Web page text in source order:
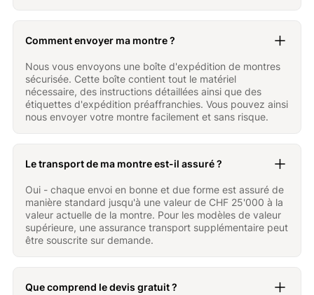
Comment envoyer ma montre ?
Nous vous envoyons une boîte d'expédition de montres
sécurisée. Cette boîte contient tout le matériel
nécessaire, des instructions détaillées ainsi que des
étiquettes d'expédition préaffranchies. Vous pouvez ainsi
nous envoyer votre montre facilement et sans risque.
Le transport de ma montre est-il assuré ?
Oui - chaque envoi en bonne et due forme est assuré de
manière standard jusqu'à une valeur de CHF 25'000 à la
valeur actuelle de la montre. Pour les modèles de valeur
supérieure, une assurance transport supplémentaire peut
être souscrite sur demande.
Que comprend le devis gratuit ?